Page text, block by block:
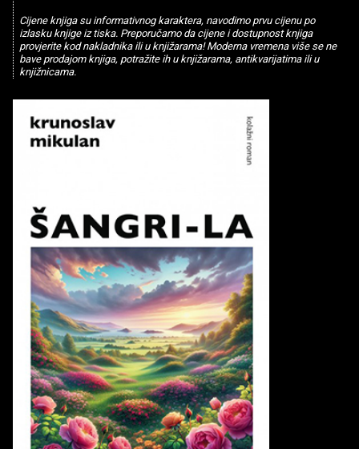
Cijene knjiga su informativnog karaktera, navodimo prvu cijenu po
izlasku knjige iz tiska. Preporučamo da cijene i dostupnost knjiga
provjerite kod nakladnika ili u knjižarama! Moderna vremena više se ne
bave prodajom knjiga, potražite ih u knjižarama, antikvarijatima ili u
knjižnicama.